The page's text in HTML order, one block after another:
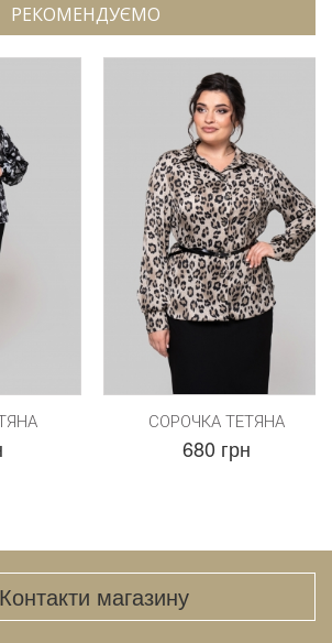
РЕКОМЕНДУЄМО
СОРОЧКА ТЕТЯНА
680 грн
Контакти магазину